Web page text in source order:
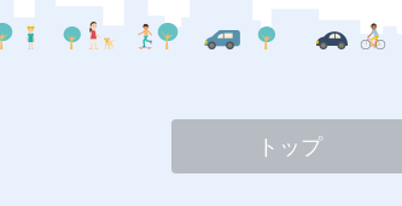
トップ